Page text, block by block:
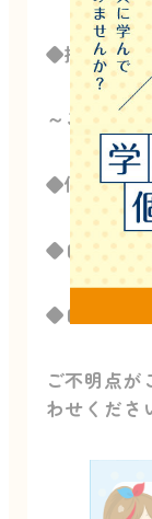
◆授業期間
～こんな方
◆個別でゆ
◆自分に合
◆自分でも
ご不明点
わせくださ